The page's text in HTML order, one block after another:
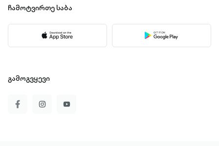
ჩამოტვირთე საბა
გამოგვყევი